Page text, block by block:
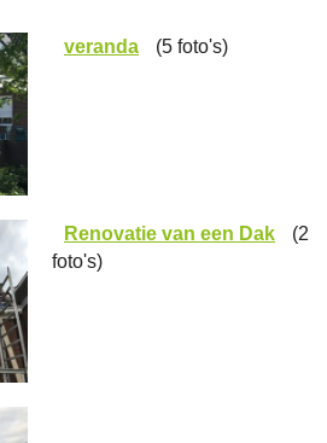
veranda (5 foto's)
Renovatie van een Dak
(2
foto's)